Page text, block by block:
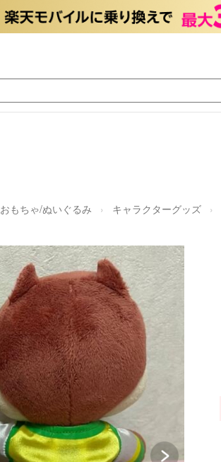
おもちゃ/ぬいぐるみ キャラクターグッズ